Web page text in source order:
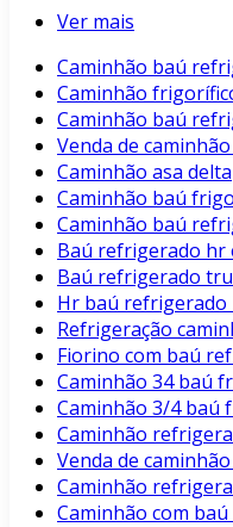
Ver mais
Caminhão baú
Caminhão
Caminhão baú
Venda de
Caminhão asa delta
Caminhão baú
Caminhão baú
Baú refrigerado hr
Baú refrigerado
Hr baú refrigerado
Refrigeração
Fiorino com baú
Caminhão 34 baú
Caminhão 3/4 baú
Caminhão
Venda de
Caminhão
Caminhão com